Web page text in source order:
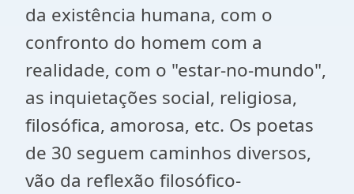
da existência humana, com o
confronto do homem com a
realidade, com o "estar-no-mundo",
as inquietações social, religiosa,
filosófica, amorosa, etc. Os poetas
de 30 seguem caminhos diversos,
vão da reflexão filosófico-